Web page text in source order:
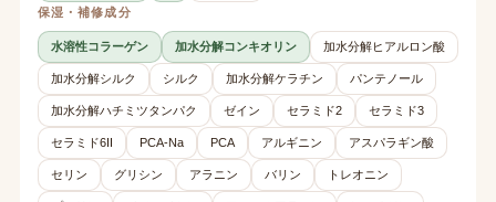
保湿・補修成分
水溶性コラーゲン 加水分解コンキオリン 加水分解ヒアルロン酸
加水分解シルク シルク 加水分解ケラチン パンテノール
加水分解ハチミツタンパク ゼイン セラミド2 セラミド3
セラミド6II PCA-Na PCA アルギニン アスパラギン酸
セリン グリシン アラニン バリン トレオニン